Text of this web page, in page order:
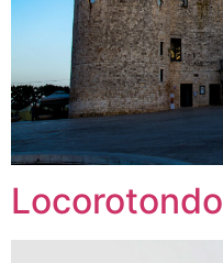
Locorotondo